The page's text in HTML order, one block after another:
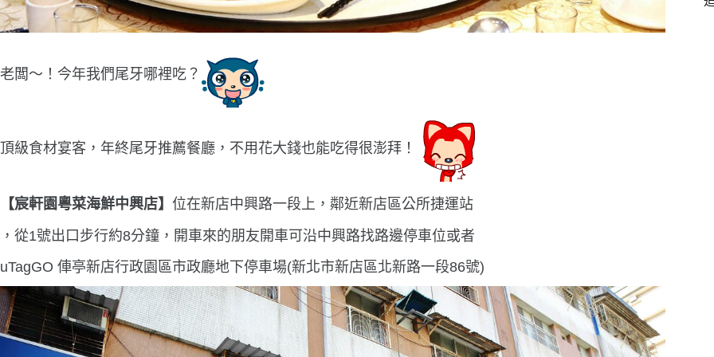
老闆〜！今年我們尾牙哪裡吃？
頂級食材宴客，年終尾牙推薦餐廳，不用花大錢也能吃得很澎拜！
【宸軒園粵菜海鮮中興店】 位在新店中興路一段上，鄰近新店區公所捷運站
，從1號出口步行約8分鐘，開車來的朋友開車可沿中興路找路邊停車位或者
uTagGO 俥亭新店行政園區市政廳地下停車場(新北市新店區北新路一段86號)